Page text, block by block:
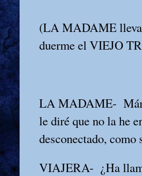
(LA MADAME lleva
duerme el VIEJO
LA MADAME-
le diré que no la he
desconectado, como
VIAJERA- ¿Ha